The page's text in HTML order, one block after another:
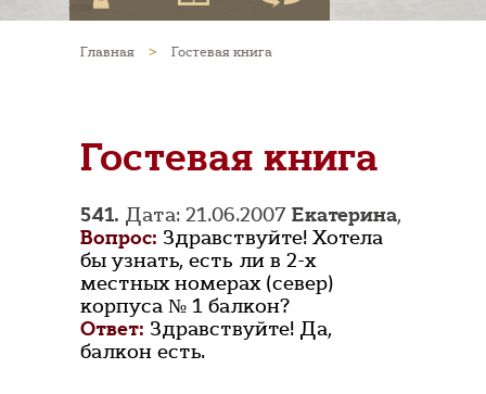
Главная > Гостевая книга
Гостевая книга
541. Дата: 21.06.2007 Екатерина,
Вопрос: Здравствуйте! Хотела
бы узнать, есть ли в 2-х
местных номерах (север)
корпуса № 1 балкон?
Ответ: Здравствуйте! Да,
балкон есть.